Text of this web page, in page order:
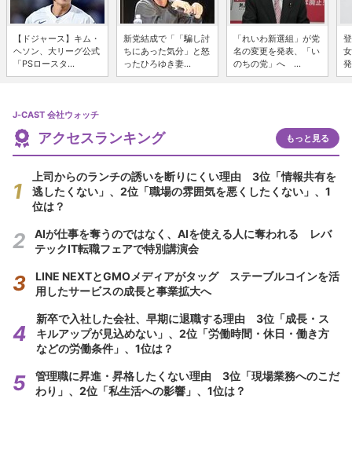
【ドジャース】キム・
ヘソン、大リーグ公式
「PSロースタ...
新党結成で「「騙し討
ちにあった気分」と怒
ったひろゆき妻...
「れいわ新選組」が党
名の変更を発表、「い
のちの党」へ ...
J-CAST 会社ウォッチ
アクセスランキング もっと見る
上司からのランチの誘いを断りにくい理由 3位「情報共有を
逃したくない」、2位「職場の雰囲気を悪くしたくない」、1
位は？
AIが仕事を奪うのではなく、AIを使える人に奪われる レバ
テックIT転職フェアで特別講演会
LINE NEXTとGMOメディアがタッグ ステーブルコインを活
用したサービスの成長と事業拡大へ
新卒で入社した会社、早期に退職する理由 3位「成長・ス
キルアップが見込めない」、2位「労働時間・休日・働き方
などの労働条件」、1位は？
管理職に昇進・昇格したくない理由 3位「現場業務へのこだ
わり」、2位「私生活への影響」、1位は？